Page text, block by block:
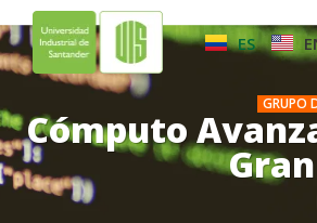
ES
GRUPO
Cómputo